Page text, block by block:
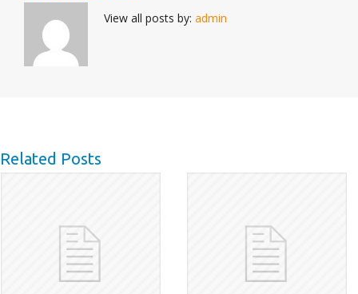
View all posts by: admin
Related Posts